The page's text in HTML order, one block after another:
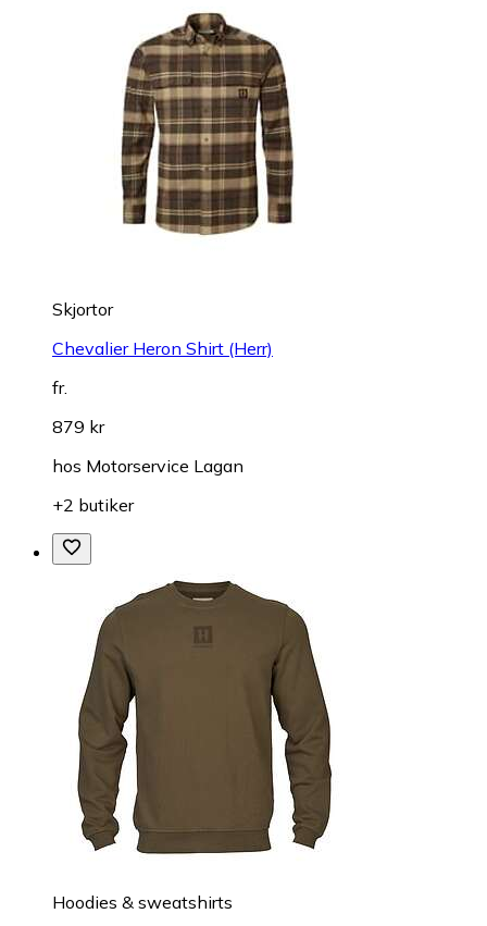
Skjortor
Chevalier Heron Shirt (Herr)
fr.
879 kr
hos Motorservice Lagan
+2 butiker
Hoodies & sweatshirts